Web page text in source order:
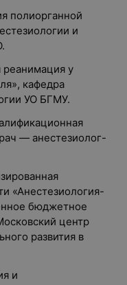
полиорганной
и
у
кафедра
УО БГМУ.
— анестезиолог-
«Анестезиология-
бюджетное
центр
развития в
и